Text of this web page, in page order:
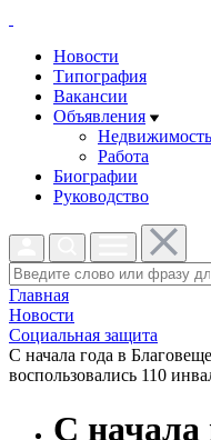
Новости
Типография
Вакансии
Объявления
Недвижимость
Работа
Биографии
Руководство
Главная
Новости
Социальная защита
С начала года в
воспользовались 110
С начала